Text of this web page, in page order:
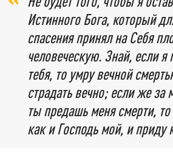
Истинного Бога, который
спасения принял на Себя
человеческую. Знай, если
тебя, то умру вечной
страдать вечно; если же за
ты предашь меня смерти, то
как и Господь мой, и приду